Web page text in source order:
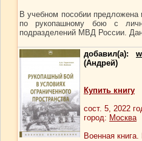
В учебном пособии предложена
по рукопашному бою с
подразделений МВД России.
добавил(а):
(Андрей)
Купить книгу
сост. 5, 2022
город: Москва
Военная